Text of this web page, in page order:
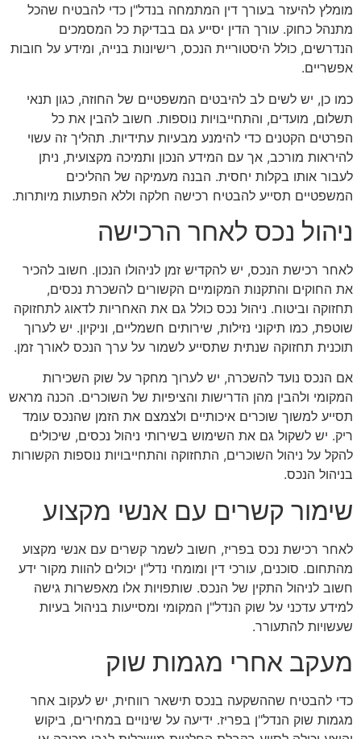
מומלץ להיעזר בעורך דין המתמחה בנדל"ן כדי להבטיח שהכל
מתנהל כחוק. עורך הדין יסייע גם בבדיקת כל המסמכים
הנדרשים, כולל היסטוריית הנכס, רישיונות בנייה, ומידע על חובות
אפשריים.
כמו כן, יש לשים לב להיבטים המשפטיים של החוזה, כגון תנאי
תשלום, מועדים, והתחייבויות נוספות. חשוב להבין את כל
הפרטים הקטנים כדי להימנע מבעיות עתידיות. תהליך זה עשוי
להיראות מורכב, אך עם המידע הנכון ותמיכה מקצועית, ניתן
לעבור אותו בקלות יחסית. הבנה מעמיקה של ההליכים
המשפטיים תסייע להבטיח רכישה חלקה וללא הפתעות מיותרות.
ניהול נכס לאחר הרכישה
לאחר רכישת הנכס, יש להקדיש זמן לניהולו הנכון. חשוב להכיר
את החוקים והתקנות המקומיים הקשורים להשכרת נכסים,
תחזוקה וביטוח. ניהול נכס כולל גם את האחריות לדאוג לתחזוקה
שוטפת, כמו תיקוני נזילות, שירותים חשמליים, וניקיון. יש לערוך
תוכנית תחזוקה שנתית שתסייע לשמור על ערך הנכס לאורך זמן.
אם הנכס נועד להשכרה, יש לערוך מחקר על שוק השכירות
המקומי ולהבין מהן הדרישות והציפיות של השוכרים. הכנה מראש
תסייע למשוך שוכרים איכותיים ולצמצם את הזמן שהנכס עומד
ריק. יש לשקול גם את השימוש בשירותי ניהול נכסים, שיכולים
להקל על ניהול השוכרים, התחזוקה והתחייבויות נוספות הקשורות
בניהול הנכס.
שימור קשרים עם אנשי מקצוע
לאחר רכישת נכס בפריז, חשוב לשמר קשרים עם אנשי מקצוע
מהתחום. סוכנים, עורכי דין ומומחי נדל"ן יכולים להוות מקור ידע
חשוב לניהול התקין של הנכס. שותפויות אלו מאפשרות גישה
למידע עדכני על שוק הנדל"ן המקומי ומסייעות בניהול בעיות
שעשויות להתעורר.
מעקב אחרי מגמות שוק
כדי להבטיח שההשקעה בנכס תישאר רווחית, יש לעקוב אחר
מגמות שוק הנדל"ן בפריז. ידיעה על שינויים במחירים, ביקוש